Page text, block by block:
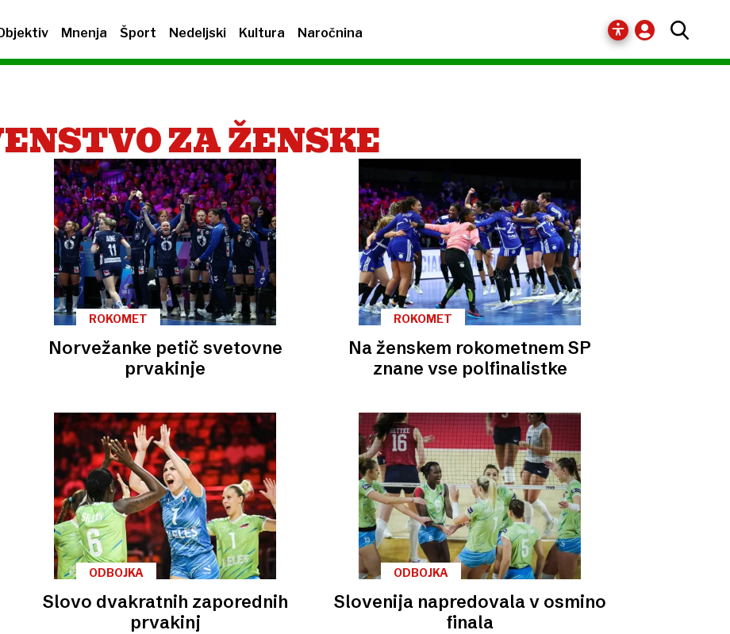
Mnenja Šport Nedeljski Kultura Naročnina
ZA ŽENSKE
ROKOMET
Norvežanke petič svetovne
prvakinje
ROKOMET
Na ženskem rokometnem SP
znane vse polfinalistke
ODBOJKA
Slovo dvakratnih zaporednih
prvakinj
ODBOJKA
Slovenija napredovala v osmino
finala